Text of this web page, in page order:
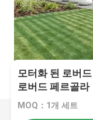
모터화 된 로버
로버드 페르골라
MOQ：1개 세트